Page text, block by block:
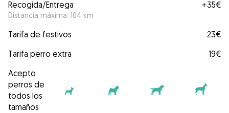
Recogida/Entrega
Distancia máxima: 104 km
+35€
Tarifa de festivos
23€
Tarifa perro extra
19€
Acepto
perros de
todos los
tamaños